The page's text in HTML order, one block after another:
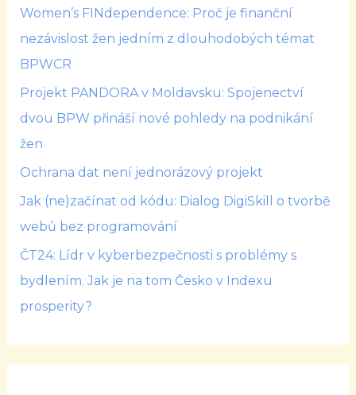
Women’s FINdependence: Proč je finanční
nezávislost žen jedním z dlouhodobých témat
BPWCR
Projekt PANDORA v Moldavsku: Spojenectví
dvou BPW přináší nové pohledy na podnikání
žen
Ochrana dat není jednorázový projekt
Jak (ne)začínat od kódu: Dialog DigiSkill o tvorbě
webů bez programování
ČT24: Lídr v kyberbezpečnosti s problémy s
bydlením. Jak je na tom Česko v Indexu
prosperity?